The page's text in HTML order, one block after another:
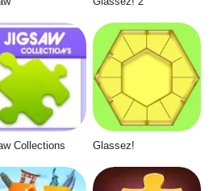
Collections Glassez!